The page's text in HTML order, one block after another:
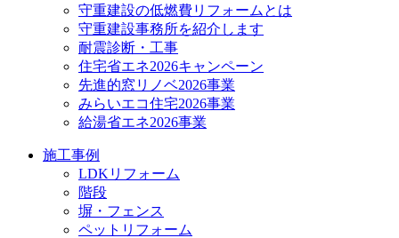
守重建設の低燃費リフォームとは
守重建設事務所を紹介します
耐震診断・工事
住宅省エネ2026キャンペーン
先進的窓リノベ2026事業
みらいエコ住宅2026事業
給湯省エネ2026事業
施工事例
LDKリフォーム
階段
塀・フェンス
ペットリフォーム